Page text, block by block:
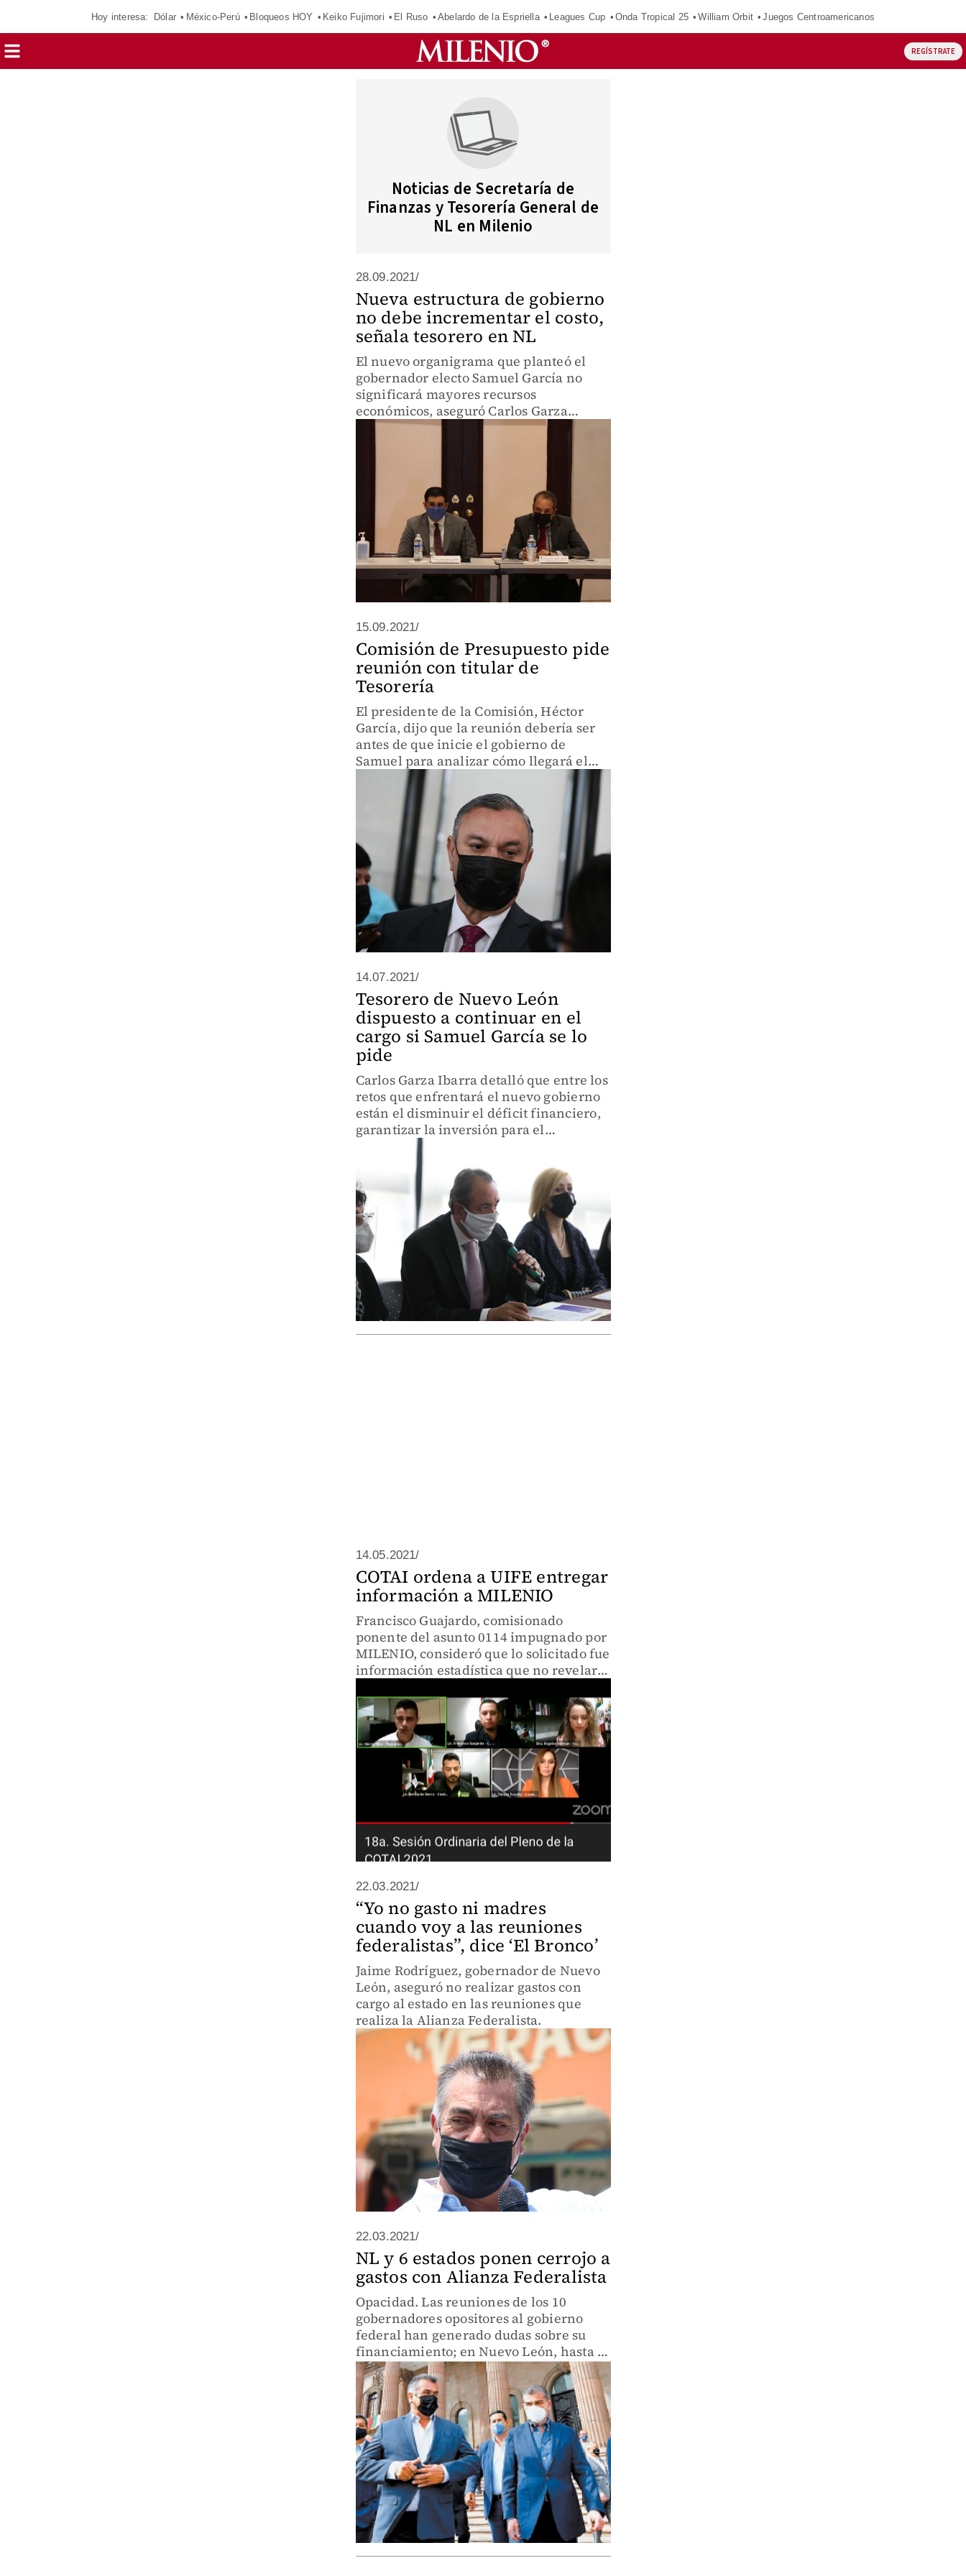
Hoy interesa: Dólar México-Perú Bloqueos HOY Keiko Fujimori El Ruso Abelardo de la Espriella Leagues Cup Onda Tropical 25 William Orbit Juegos Centroamericanos
REGÍSTRATE
Noticias de Secretaría de
Finanzas y Tesorería General de
NL en Milenio
28.09.2021/
Nueva estructura de gobierno
no debe incrementar el costo,
señala tesorero en NL
El nuevo organigrama que planteó el
gobernador electo Samuel García no
significará mayores recursos
económicos, aseguró Carlos Garza
durante los trabajos del equipo de
transición.
15.09.2021/
Comisión de Presupuesto pide
reunión con titular de
Tesorería
El presidente de la Comisión, Héctor
García, dijo que la reunión debería ser
antes de que inicie el gobierno de
Samuel para analizar cómo llegará el
Paquete Fiscal 2022.
14.07.2021/
Tesorero de Nuevo León
dispuesto a continuar en el
cargo si Samuel García se lo
pide
Carlos Garza Ibarra detalló que entre los
retos que enfrentará el nuevo gobierno
están el disminuir el déficit financiero,
garantizar la inversión para el
desarrollo, Ley de Coordinación Fiscal,
entre otros.
14.05.2021/
COTAI ordena a UIFE entregar
información a MILENIO
Francisco Guajardo, comisionado
ponente del asunto 0114 impugnado por
MILENIO, consideró que lo solicitado fue
información estadística que no revelaría
puede ser catalogada como reservada o
confidencial.
22.03.2021/
“Yo no gasto ni madres
cuando voy a las reuniones
federalistas”, dice ‘El Bronco’
Jaime Rodríguez, gobernador de Nuevo
León, aseguró no realizar gastos con
cargo al estado en las reuniones que
realiza la Alianza Federalista.
22.03.2021/
NL y 6 estados ponen cerrojo a
gastos con Alianza Federalista
Opacidad. Las reuniones de los 10
gobernadores opositores al gobierno
federal han generado dudas sobre su
financiamiento; en Nuevo León, hasta 3
dependencias ignoraron peticiones de
información.